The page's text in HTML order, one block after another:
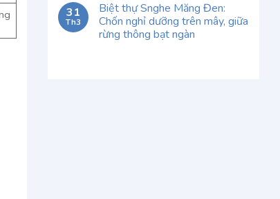
31
Th3
Biệt thự Snghe Măng Đen:
Chốn nghỉ dưỡng trên mây, giữa
rừng thông bạt ngàn